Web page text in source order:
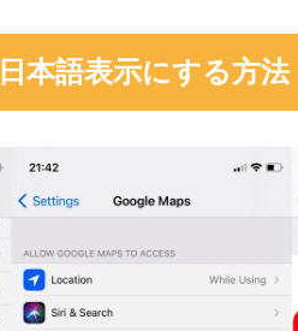
本語表示にする方法